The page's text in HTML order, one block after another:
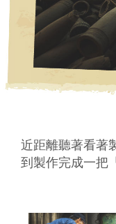
近距離聽著看著
到製作完成一把